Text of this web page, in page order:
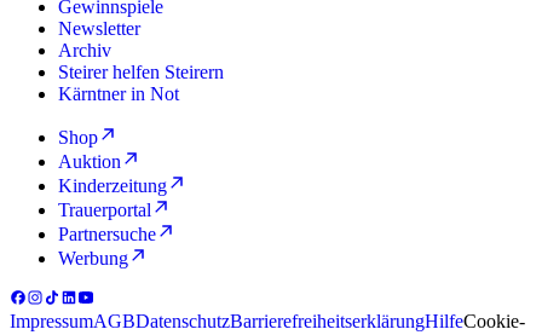
Gewinnspiele
Newsletter
Archiv
Steirer helfen Steirern
Kärntner in Not
Shop
Auktion
Kinderzeitung
Trauerportal
Partnersuche
Werbung
ImpressumAGBDatenschutzBarrierefreiheitserklärungHilfeCookie-